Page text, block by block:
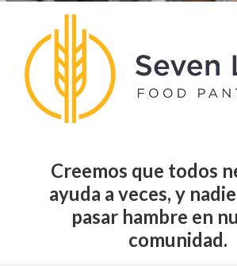
Creemos que todos
ayuda a veces, y
pasar hambre en
comunidad.